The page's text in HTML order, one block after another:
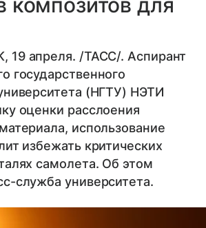
апреля. /ТАСС/. Аспирант
государственного
(НГТУ) НЭТИ
оценки расслоения
использование
избежать критических
самолета. Об этом
служба университета.